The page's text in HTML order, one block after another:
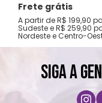
Frete grátis
A partir de R$ 199,90
Sudeste e R$ 259,90
Nordeste e Centro-
SIGA A